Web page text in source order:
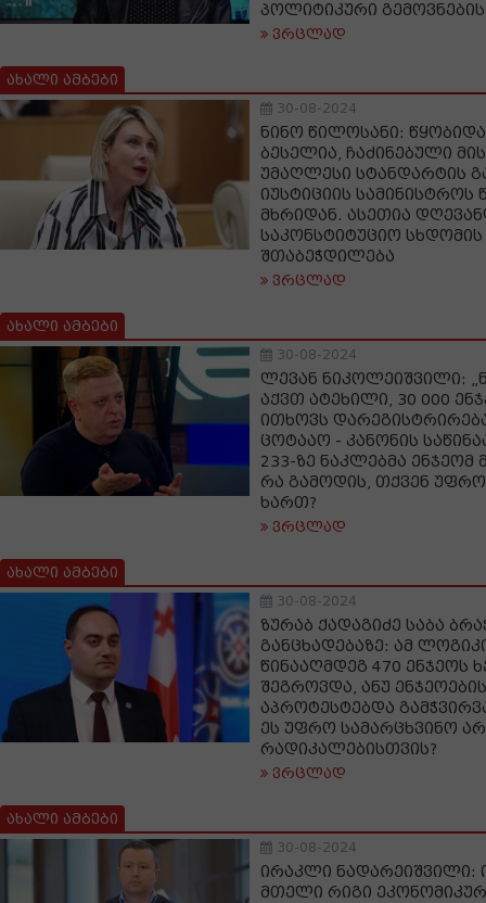
პოლიტიკური გემოვნების
ვრცლად
ახალი ამბები
30-08-2024
ნინო წილოსანი:
ბესელია, ჩაძინებული
უმაღლესი სტანდარტის
იუსტიციის
მხრიდან. ასეთია
საკონსტიტუციო
შთაბეჭდილება
ვრცლად
ახალი ამბები
30-08-2024
ლევან ნიკოლეიშვილი:
აქვთ ატეხილი, 30 000
ითხოვს
ცოტააო - კანონის
233-ზე ნაკლებმა
რა გამოდის, თქვენ უფრო
ხართ?
ვრცლად
ახალი ამბები
30-08-2024
ზურაბ ქადაგიძე საბა
განცხადებაზე: ამ
წინააღმდეგ 470 ენჯეოს
შეგროვდა, ანუ
აპროტესტებდა
ეს უფრო სამარცხვინო
რადიკალებისთვის?
ვრცლად
ახალი ამბები
30-08-2024
ირაკლი ნადარეიშვილი:
მთელი რიგი